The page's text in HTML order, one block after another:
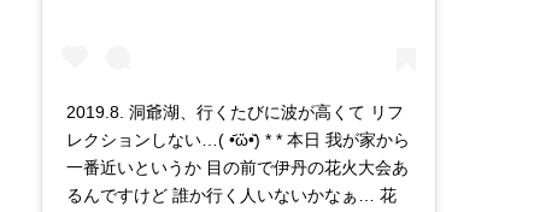
2019.8. 洞爺湖、行くたびに波が高くて リフ
レクションしない…( •᷄ὤ•᷅) * * 本日 我が家から
一番近いというか 目の前で伊丹の花火大会あ
るんですけど 誰か行く人いないかなぁ… 花